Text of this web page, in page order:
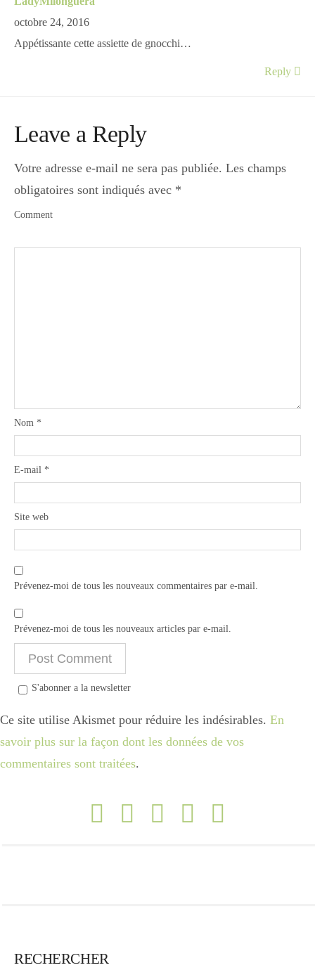
octobre 24, 2016
Appétissante cette assiette de gnocchi…
Reply
Leave a Reply
Votre adresse e-mail ne sera pas publiée. Les champs
obligatoires sont indiqués avec *
Comment
Nom *
E-mail *
Site web
Prévenez-moi de tous les nouveaux commentaires par e-mail.
Prévenez-moi de tous les nouveaux articles par e-mail.
S'abonner a la newsletter
Ce site utilise Akismet pour réduire les indésirables. En
savoir plus sur la façon dont les données de vos
commentaires sont traitées.
RECHERCHER